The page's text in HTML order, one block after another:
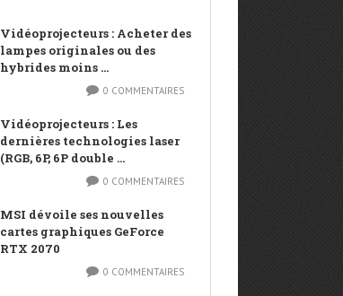
Vidéoprojecteurs : Acheter des
lampes originales ou des
hybrides moins ...
0 COMMENTAIRES
Vidéoprojecteurs : Les
dernières technologies laser
(RGB, 6P, 6P double ...
0 COMMENTAIRES
MSI dévoile ses nouvelles
cartes graphiques GeForce
RTX 2070
0 COMMENTAIRES